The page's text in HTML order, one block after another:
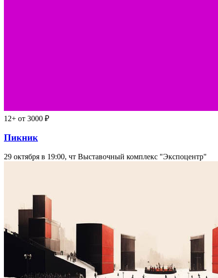
12+ от 3000 ₽
Пикник
29 октября в 19:00, чт Выставочный комплекс "Экспоцентр"